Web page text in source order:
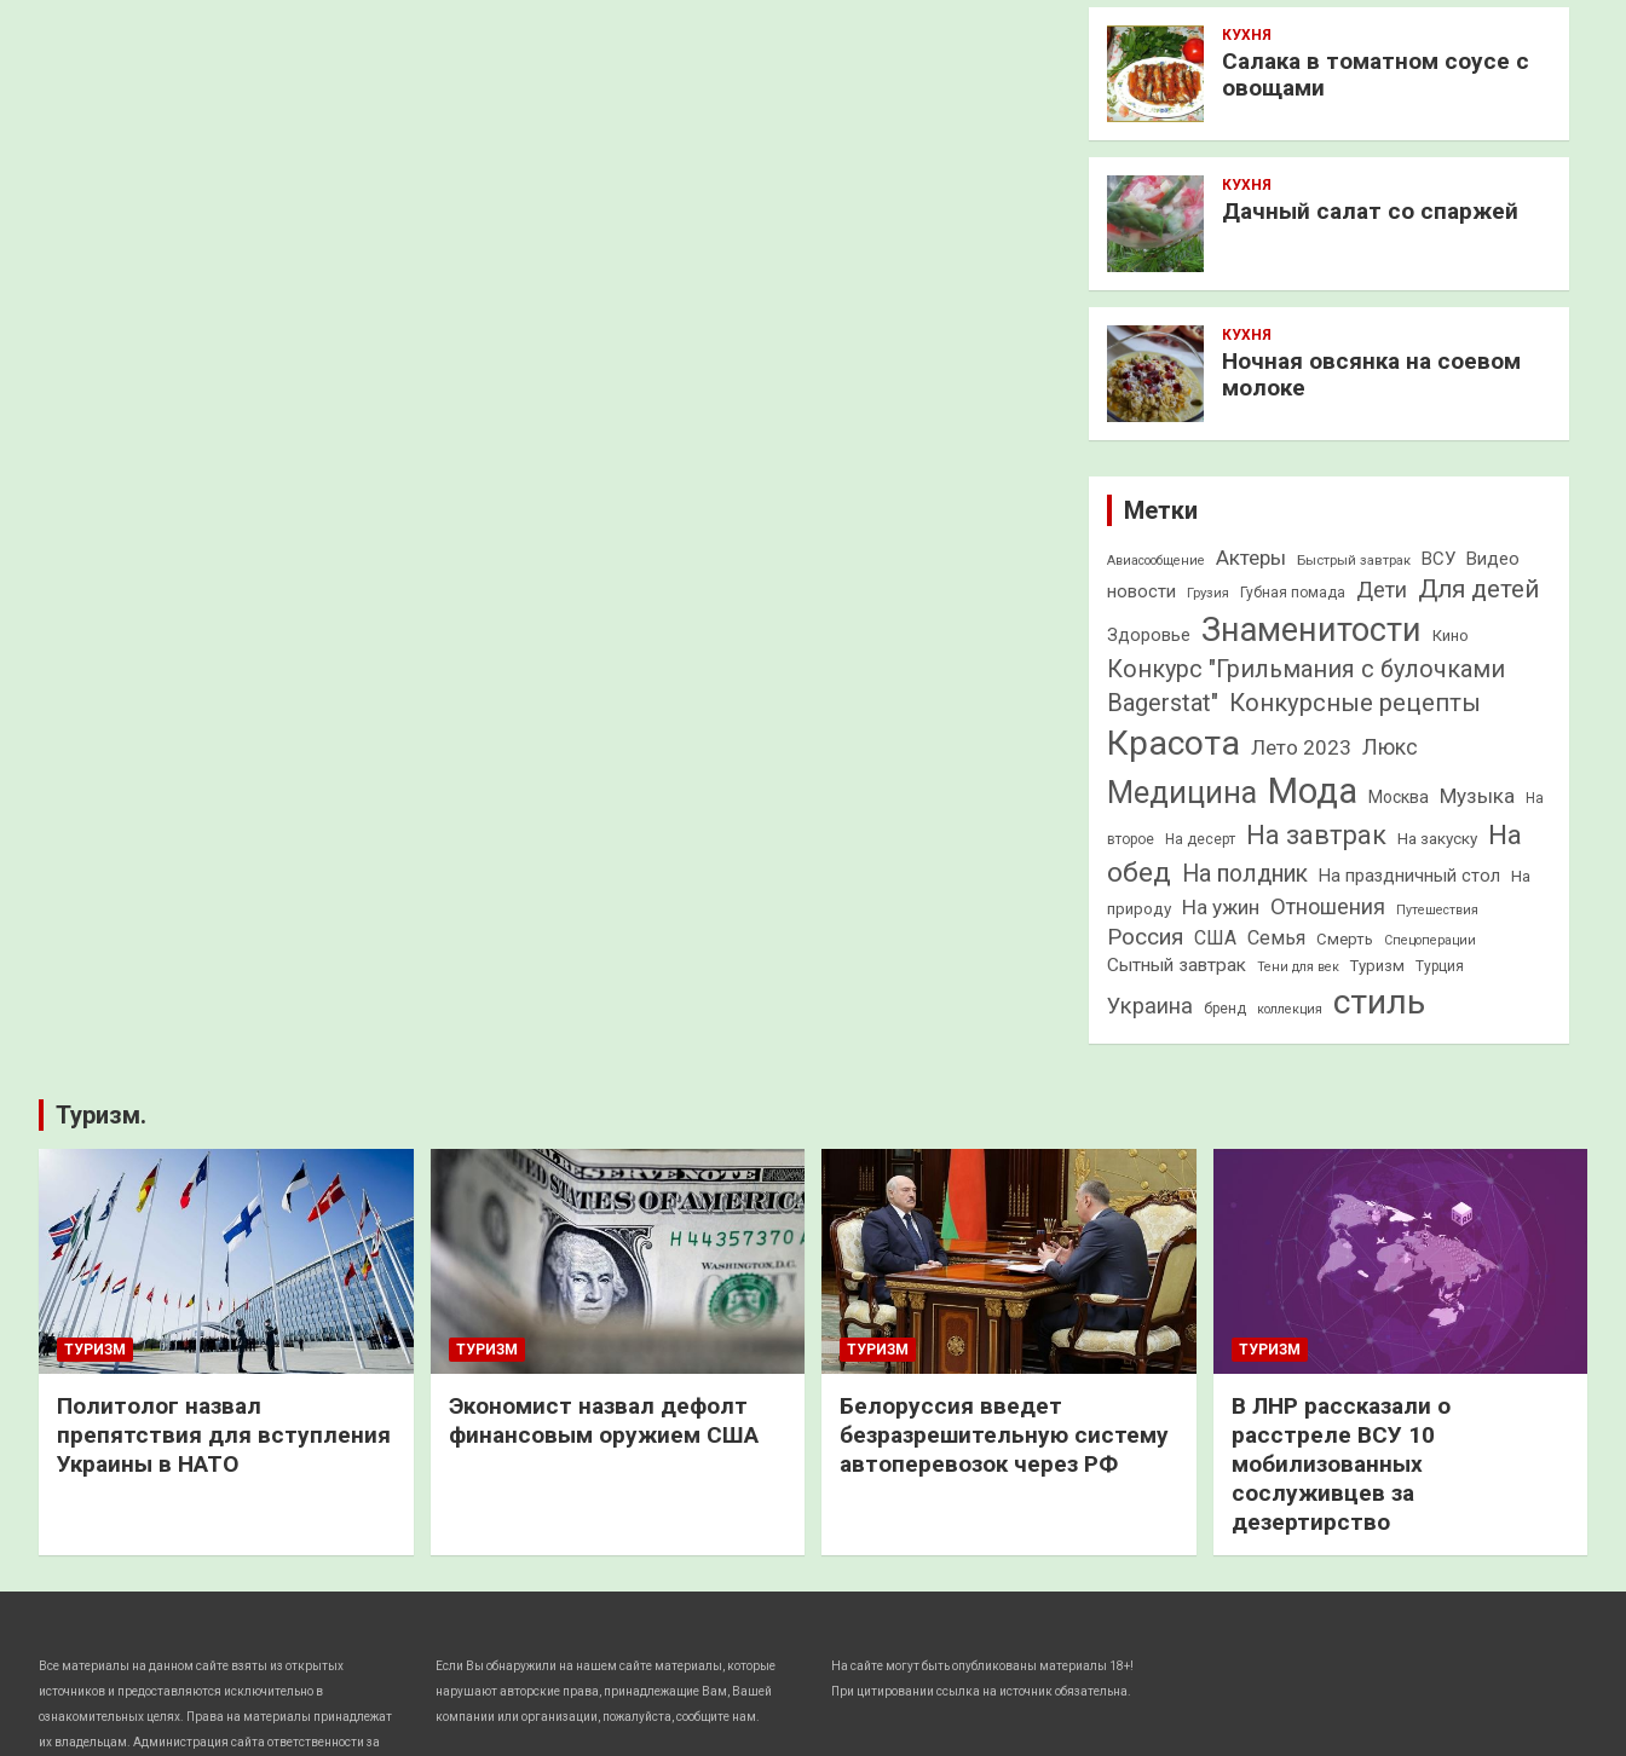
КУХНЯ
Салака в томатном соусе с
овощами
КУХНЯ
Дачный салат со спаржей
КУХНЯ
Ночная овсянка на соевом
молоке
Метки
Авиасообщение Актеры Быстрый завтрак ВСУ Видео
новости
Грузия Губная помада Дети Для детей
Здоровье Знаменитости Кино
Конкурс "Грильмания с булочками
Bagerstat" Конкурсные рецепты
Красота Лето 2023 Люкс
Медицина Мода Москва Музыка На
второе На десерт На завтрак На закуску
На
обед На полдник На праздничный стол
На
природу
На ужин Отношения Путешествия
Россия США Семья Смерть Спецоперации
Сытный завтрак Тени для век Туризм Турция
Украина бренд коллекция стиль
Туризм.
ТУРИЗМ
Политолог назвал
препятствия для вступления
Украины в НАТО
ТУРИЗМ
Экономист назвал дефолт
финансовым оружием США
ТУРИЗМ
Белоруссия введет
безразрешительную систему
автоперевозок через РФ
ТУРИЗМ
В ЛНР рассказали о
расстреле ВСУ 10
мобилизованных
сослуживцев за
дезертирство
Все материалы на данном сайте взяты из открытых
источников и предоставляются исключительно в
ознакомительных целях. Права на материалы принадлежат
их владельцам. Администрация сайта ответственности за
Если Вы обнаружили на нашем сайте материалы, которые
нарушают авторские права, принадлежащие Вам, Вашей
компании или организации, пожалуйста, сообщите нам.
На сайте могут быть опубликованы материалы 18+!
При цитировании ссылка на источник обязательна.